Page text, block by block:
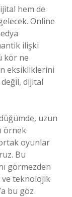
hem de
Online
ilişki
kör ne
eksikliklerini
dijital
uzun
örnek
oyunlar
Bu
görmezden
ve teknolojik
bu göz